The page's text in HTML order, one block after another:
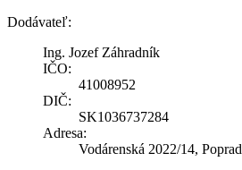
Dodávateľ:
Ing. Jozef Záhradník
IČO:
41008952
DIČ:
SK1036737284
Adresa:
Vodárenská 2022/14, Poprad